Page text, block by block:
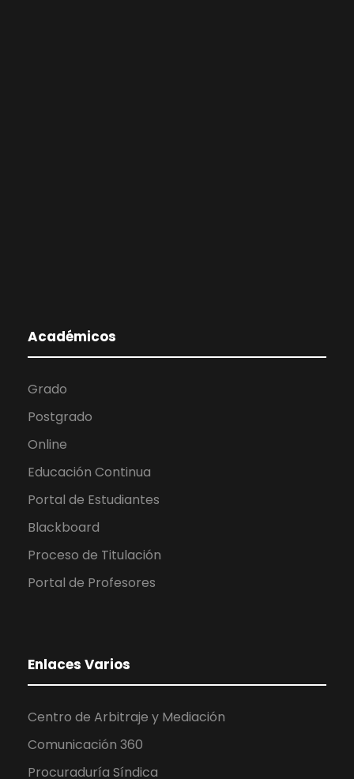
Académicos
Grado
Postgrado
Online
Educación Continua
Portal de Estudiantes
Blackboard
Proceso de Titulación
Portal de Profesores
Enlaces Varios
Centro de Arbitraje y Mediación
Comunicación 360
Procuraduría Síndica